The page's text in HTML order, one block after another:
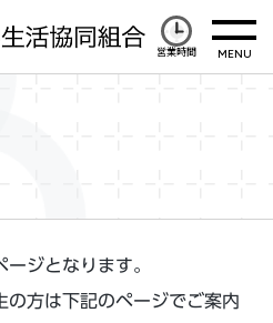
営業時間
ージとなります。
の方は下記のページでご案内